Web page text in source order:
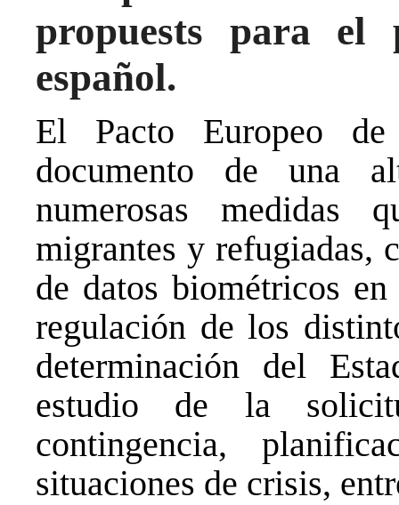
propuests para el
español.
El Pacto Europeo
documento de una
numerosas medidas
migrantes y refugiadas,
de datos biométricos
regulación de los
determinación del
estudio de la
contingencia,
situaciones de crisis,